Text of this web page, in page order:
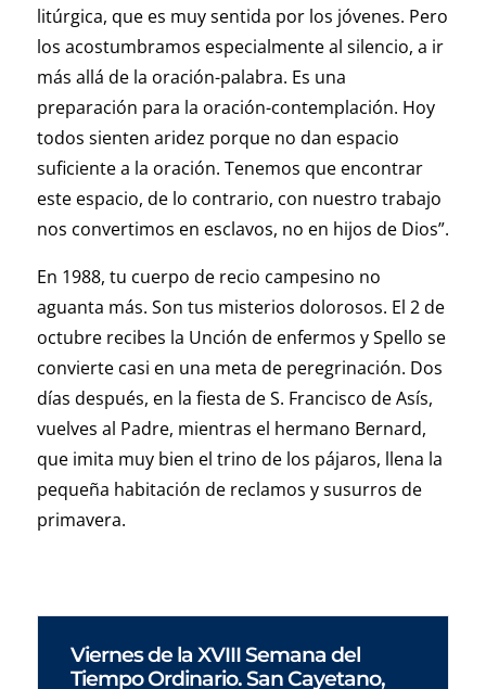
litúrgica, que es muy sentida por los jóvenes. Pero
los acostumbramos especialmente al silencio, a ir
más allá de la oración-palabra. Es una
preparación para la oración-contemplación. Hoy
todos sienten aridez porque no dan espacio
suficiente a la oración. Tenemos que encontrar
este espacio, de lo contrario, con nuestro trabajo
nos convertimos en esclavos, no en hijos de Dios”.
En 1988, tu cuerpo de recio campesino no
aguanta más. Son tus misterios dolorosos. El 2 de
octubre recibes la Unción de enfermos y Spello se
convierte casi en una meta de peregrinación. Dos
días después, en la fiesta de S. Francisco de Asís,
vuelves al Padre, mientras el hermano Bernard,
que imita muy bien el trino de los pájaros, llena la
pequeña habitación de reclamos y susurros de
primavera.
Viernes de la XVIII Semana del
Tiempo Ordinario. San Cayetano,